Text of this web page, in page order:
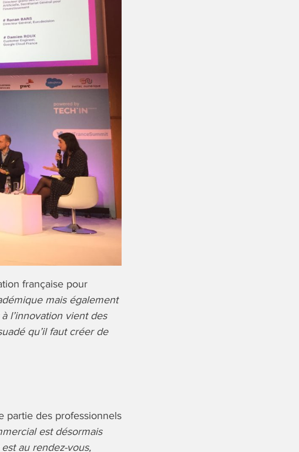
française pour
mais également
l’innovation vient des
qu’il faut créer de
partie des professionnels
est désormais
au rendez-vous,